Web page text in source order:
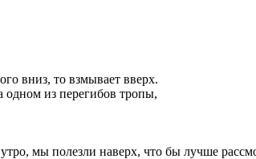
вниз, то взмывает вверх.
одном из перегибов тропы,
мы полезли наверх, что бы лучше